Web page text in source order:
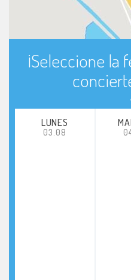
¡Seleccione la
LUNES
03.08